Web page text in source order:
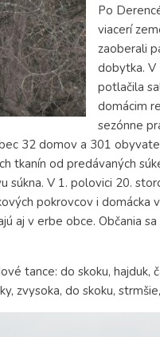
Po
viacerí
zaoberali
dobytka. V
potlačila
domácim
sezónne
32 domov a 301
tkanín od predávaných
súkna. V 1. polovici 20.
pokrovcov i domácka
aj v erbe obce. Občania
tance: do skoku, hajduk,
zvysoka, do skoku,